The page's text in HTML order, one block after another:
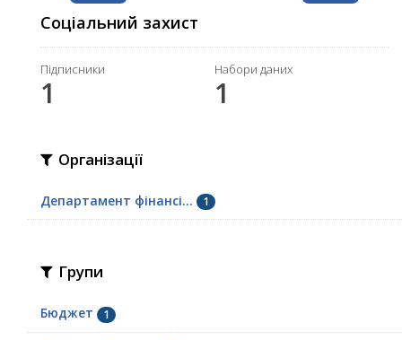
Соціальний захист
Підписники
1
Набори даних
1
Організації
Департамент фінансі... 1
Групи
Бюджет 1